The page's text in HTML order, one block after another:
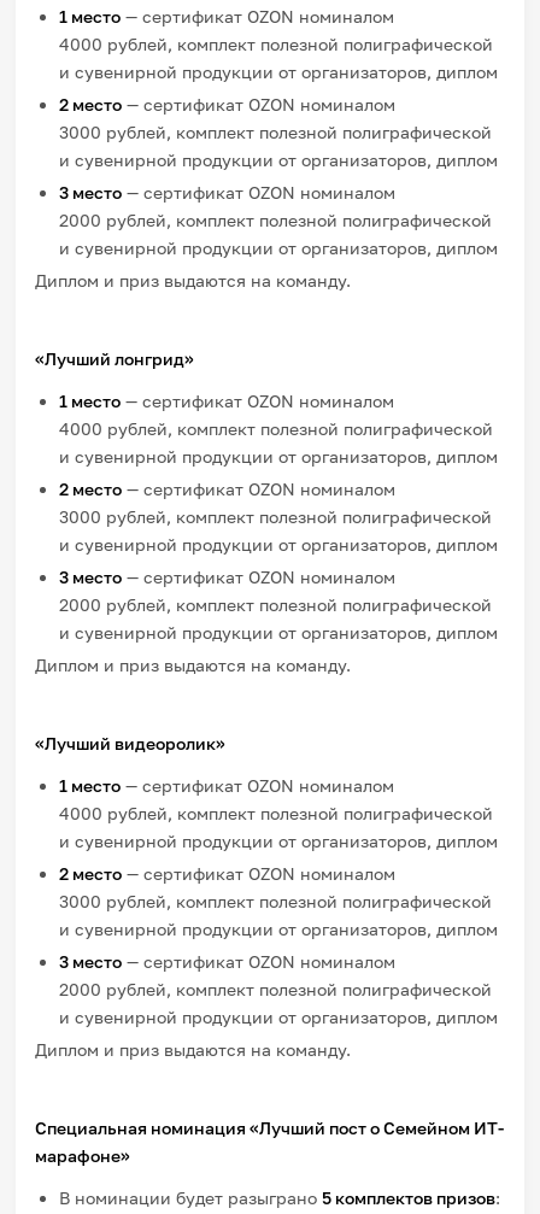
1 место — сертификат OZON номиналом
4000 рублей, комплект полезной полиграфической
и сувенирной продукции от организаторов, диплом
2 место — сертификат OZON номиналом
3000 рублей, комплект полезной полиграфической
и сувенирной продукции от организаторов, диплом
3 место — сертификат OZON номиналом
2000 рублей, комплект полезной полиграфической
и сувенирной продукции от организаторов, диплом
Диплом и приз выдаются на команду.
«Лучший лонгрид»
1 место — сертификат OZON номиналом
4000 рублей, комплект полезной полиграфической
и сувенирной продукции от организаторов, диплом
2 место — сертификат OZON номиналом
3000 рублей, комплект полезной полиграфической
и сувенирной продукции от организаторов, диплом
3 место — сертификат OZON номиналом
2000 рублей, комплект полезной полиграфической
и сувенирной продукции от организаторов, диплом
Диплом и приз выдаются на команду.
«Лучший видеоролик»
1 место — сертификат OZON номиналом
4000 рублей, комплект полезной полиграфической
и сувенирной продукции от организаторов, диплом
2 место — сертификат OZON номиналом
3000 рублей, комплект полезной полиграфической
и сувенирной продукции от организаторов, диплом
3 место — сертификат OZON номиналом
2000 рублей, комплект полезной полиграфической
и сувенирной продукции от организаторов, диплом
Диплом и приз выдаются на команду.
Специальная номинация «Лучший пост о Семейном ИТ-
марафоне»
В номинации будет разыграно5 комплектов призов: